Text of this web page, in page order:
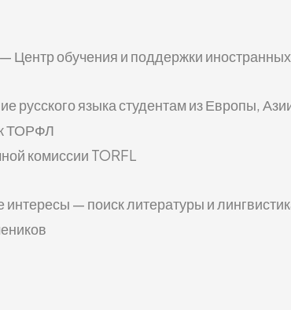
Центр обучения и поддержки
русского языка студентам из Европы,
ТОРФЛ
комиссии TORFL
— поиск литературы и